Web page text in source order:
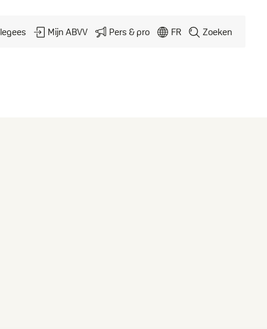
Mijn ABVV Pers & pro FR Zoeken